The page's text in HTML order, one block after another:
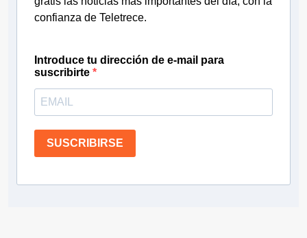
confianza de Teletrece.
Introduce tu dirección de e-mail para
suscribirte
SUSCRIBIRSE